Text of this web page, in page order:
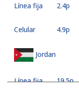
Línea fija ⁦2.4p⁩
Celular ⁦4.9p⁩
Jordan
Línea fija ⁦19.5p⁩